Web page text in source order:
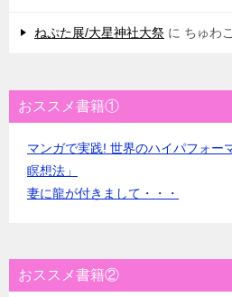
ねぷた展/大星神社大祭 に ちゅわこ
おススメ書籍①
マンガで実践! 世界のハイパフォー
瞑想法」
妻に龍が付きまして・・・
おススメ書籍②